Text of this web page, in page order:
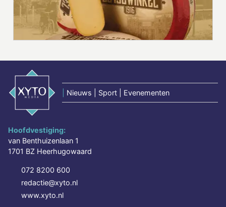
Nieuws | Sport | Evenementen
Hoofdvestiging:
van Benthuizenlaan 1
1701 BZ Heerhugowaard
072 8200 600
redactie@xyto.nl
www.xyto.nl